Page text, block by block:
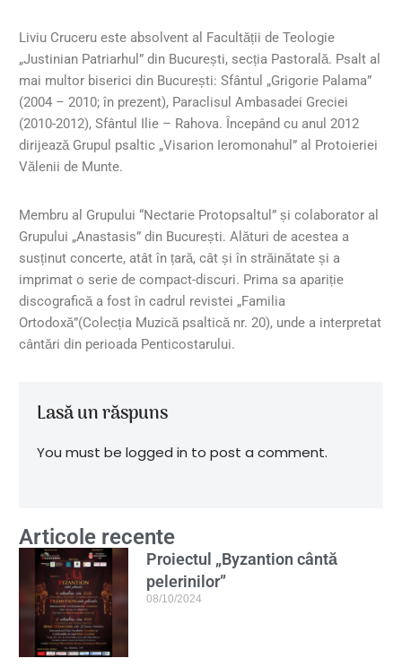
Liviu Cruceru este absolvent al Facultății de Teologie
„Justinian Patriarhul” din București, secția Pastorală. Psalt al
mai multor biserici din București: Sfântul „Grigorie Palama”
(2004 – 2010; în prezent), Paraclisul Ambasadei Greciei
(2010-2012), Sfântul Ilie – Rahova. Începând cu anul 2012
dirijează Grupul psaltic „Visarion Ieromonahul” al Protoieriei
Vălenii de Munte.
Membru al Grupului “Nectarie Protopsaltul” și colaborator al
Grupului „Anastasis” din București. Alături de acestea a
susținut concerte, atât în țară, cât și în străinătate și a
imprimat o serie de compact-discuri. Prima sa apariție
discografică a fost în cadrul revistei „Familia
Ortodoxă”(Colecția Muzică psaltică nr. 20), unde a interpretat
cântări din perioada Penticostarului.
Lasă un răspuns
You must be logged in to post a comment.
Articole recente
Proiectul „Byzantion cântă
pelerinilor”
08/10/2024